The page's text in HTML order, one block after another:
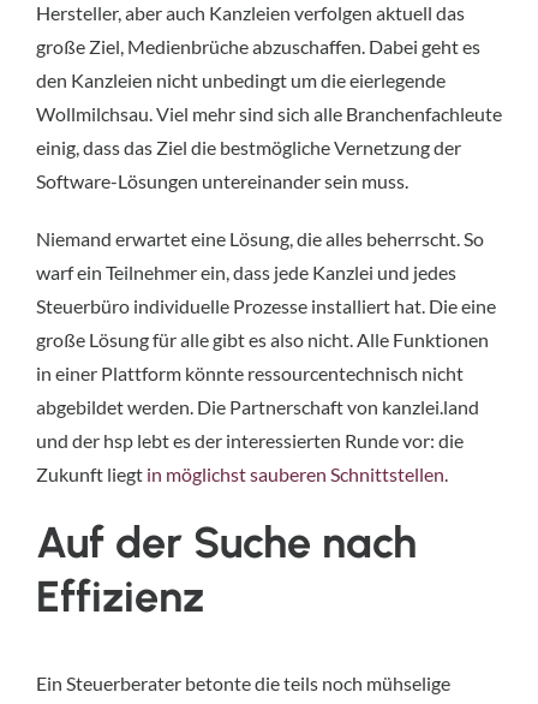
Hersteller, aber auch Kanzleien verfolgen aktuell das
große Ziel, Medienbrüche abzuschaffen. Dabei geht es
den Kanzleien nicht unbedingt um die eierlegende
Wollmilchsau. Viel mehr sind sich alle Branchenfachleute
einig, dass das Ziel die bestmögliche Vernetzung der
Software-Lösungen untereinander sein muss.
Niemand erwartet eine Lösung, die alles beherrscht. So
warf ein Teilnehmer ein, dass jede Kanzlei und jedes
Steuerbüro individuelle Prozesse installiert hat. Die eine
große Lösung für alle gibt es also nicht. Alle Funktionen
in einer Plattform könnte ressourcentechnisch nicht
abgebildet werden. Die Partnerschaft von kanzlei.land
und der hsp lebt es der interessierten Runde vor: die
Zukunft liegt in möglichst sauberen Schnittstellen.
Auf der Suche nach
Effizienz
Ein Steuerberater betonte die teils noch mühselige